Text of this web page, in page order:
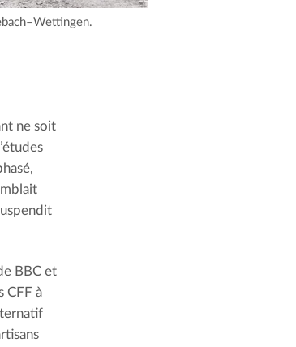
ne soit
BBC et
CFF à